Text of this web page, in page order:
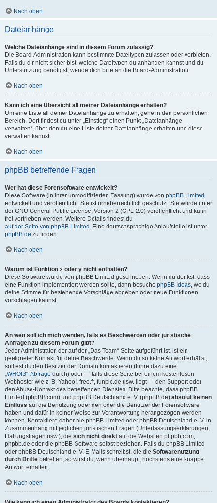
Nach oben
Dateianhänge
Welche Dateianhänge sind in diesem Forum zulässig?
Die Board-Administration kann bestimmte Dateitypen zulassen oder verbieten.
Falls du dir nicht sicher bist, welche Dateitypen du anhängen kannst und du
Unterstützung benötigst, wende dich bitte an die Board-Administration.
Nach oben
Kann ich eine Übersicht all meiner Dateianhänge erhalten?
Um eine Liste all deiner Dateianhänge zu erhalten, gehe in den persönlichen
Bereich. Dort findest du unter „Einstieg“ einen Punkt „Dateianhänge
verwalten“, über den du eine Liste deiner Dateianhänge erhalten und diese
verwalten kannst.
Nach oben
phpBB betreffende Fragen
Wer hat diese Forensoftware entwickelt?
Diese Software (in ihrer unmodifizierten Fassung) wurde von phpBB Limited
entwickelt und veröffentlicht. Sie ist urheberrechtlich geschützt. Sie wurde unter
der GNU General Public License, Version 2 (GPL-2.0) veröffentlicht und kann
frei vertrieben werden. Weitere Details findest du
auf der Seite von phpBB Limited . Eine deutschsprachige Anlaufstelle ist unter
phpBB.de zu finden.
Nach oben
Warum ist Funktion x oder y nicht enthalten?
Diese Software wurde von phpBB Limited geschrieben. Wenn du denkst, dass
eine Funktion implementiert werden sollte, dann besuche phpBB Ideas, wo du
deine Stimme für bestehende Vorschläge abgeben oder neue Funktionen
vorschlagen kannst.
Nach oben
An wen soll ich mich wenden, falls es Beschwerden oder juristische
Anfragen zu diesem Forum gibt?
Jeder Administrator, der auf der „Das Team“-Seite aufgeführt ist, ist ein
geeigneter Kontakt für deine Beschwerde. Wenn du so keine Antwort erhältst,
solltest du den Besitzer der Domain kontaktieren (führe dazu eine
„WHOIS“-Abfrage durch) oder — falls diese Seite bei einem kostenlosen
Webhoster wie z. B. Yahoo!, free.fr, funpic.de usw. liegt — den Support oder
den Abuse-Kontakt des betreffenden Dienstes. Bitte beachte, dass phpBB
Limited (phpBB.com) und phpBB Deutschland e. V. (phpBB.de) absolut keinen
Einfluss auf die Benutzung oder den oder die Benutzer der Forensoftware
haben und dafür in keiner Weise zur Verantwortung herangezogen werden
können. Kontaktiere daher nie phpBB Limited oder phpBB Deutschland e. V. in
Zusammenhang mit jeglichen juristischen Fragen (Unterlassungserklärungen,
Haftungsfragen usw.), die sich nicht direkt auf die Websiten phpbb.com,
phpbb.de oder die phpBB-Software selbst beziehen. Falls du phpBB Limited
oder phpBB Deutschland e. V. E-Mails schreibst, die die Softwarenutzung
durch Dritte betreffen, so wirst du, wenn überhaupt, höchstens eine knappe
Antwort erhalten.
Nach oben